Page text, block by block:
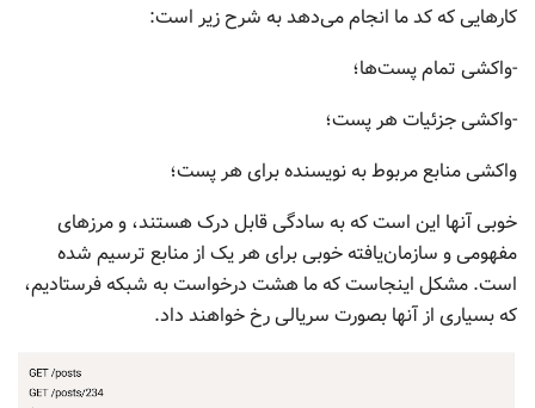
کارهایی که کد ما انجام می‌دهد به شرح زیر است:
-واکشی تمام پست‌ها؛
-واکشی جزئیات هر پست؛
واکشی منابع مربوط به نویسنده برای هر پست؛
خوبی آنها این است که به سادگی قابل درک هستند، و مرزهای
مفهومی و سازمان‌یافته خوبی برای هر یک از منابع ترسیم شده
است. مشکل اینجاست که ما هشت درخواست به شبکه فرستادیم،
که بسیاری از آنها بصورت سریالی رخ خواهند داد.